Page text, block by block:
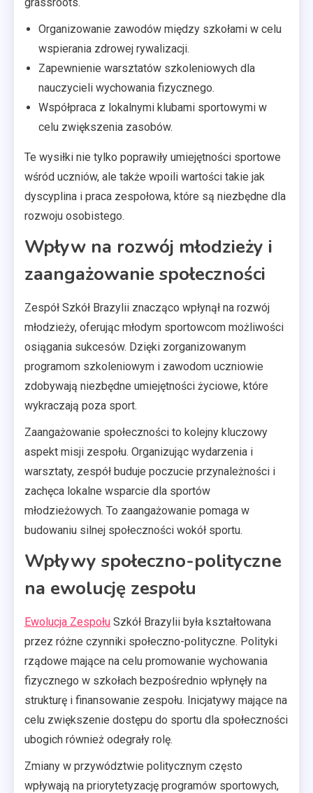
Organizowanie zawodów między szkołami w celu
wspierania zdrowej rywalizacji.
Zapewnienie warsztatów szkoleniowych dla
nauczycieli wychowania fizycznego.
Współpraca z lokalnymi klubami sportowymi w
celu zwiększenia zasobów.
Te wysiłki nie tylko poprawiły umiejętności sportowe
wśród uczniów, ale także wpoili wartości takie jak
dyscyplina i praca zespołowa, które są niezbędne dla
rozwoju osobistego.
Wpływ na rozwój młodzieży i
zaangażowanie społeczności
Zespół Szkół Brazylii znacząco wpłynął na rozwój
młodzieży, oferując młodym sportowcom możliwości
osiągania sukcesów. Dzięki zorganizowanym
programom szkoleniowym i zawodom uczniowie
zdobywają niezbędne umiejętności życiowe, które
wykraczają poza sport.
Zaangażowanie społeczności to kolejny kluczowy
aspekt misji zespołu. Organizując wydarzenia i
warsztaty, zespół buduje poczucie przynależności i
zachęca lokalne wsparcie dla sportów
młodzieżowych. To zaangażowanie pomaga w
budowaniu silnej społeczności wokół sportu.
Wpływy społeczno-polityczne
na ewolucję zespołu
Ewolucja Zespołu Szkół Brazylii była kształtowana
przez różne czynniki społeczno-polityczne. Polityki
rządowe mające na celu promowanie wychowania
fizycznego w szkołach bezpośrednio wpłynęły na
strukturę i finansowanie zespołu. Inicjatywy mające na
celu zwiększenie dostępu do sportu dla społeczności
ubogich również odegrały rolę.
Zmiany w przywództwie politycznym często
wpływają na priorytetyzację programów sportowych,